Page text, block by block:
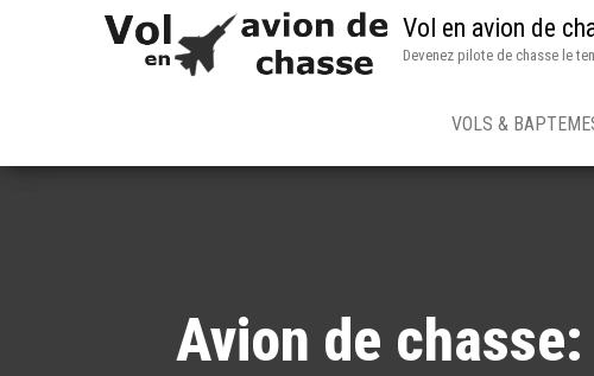
Vol en avion de
Devenez pilote de chasse le
VOLS &
Avion de